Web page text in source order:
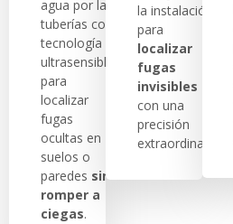
agua por las
tuberías con
tecnología
ultrasensible
para
localizar
fugas
ocultas en
suelos o
paredes sin
romper a
ciegas.
la instalación
para
localizar
fugas
invisibles
con una
precisión
extraordinaria.